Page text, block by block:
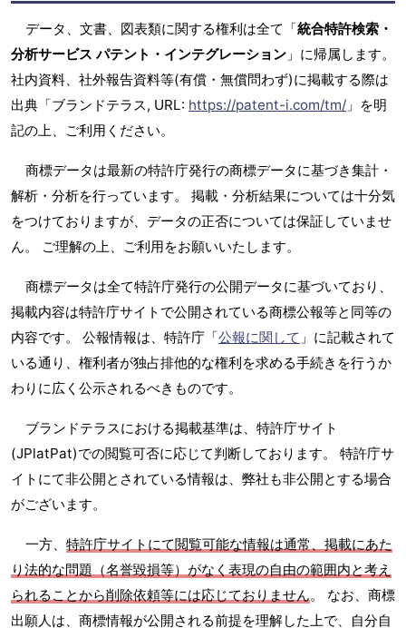
データ、文書、図表類に関する権利は全て「統合特許検索・
分析サービス パテント・インテグレーション 」に帰属します。
社内資料、社外報告資料等(有償・無償問わず)に掲載する際は
出典「ブランドテラス, URL: https://patent-i.com/tm/ 」を明
記の上、ご利用ください。
商標データは最新の特許庁発行の商標データに基づき集計・
解析・分析を行っています。 掲載・分析結果については十分気
をつけておりますが、データの正否については保証していませ
ん。 ご理解の上、ご利用をお願いいたします。
商標データは全て特許庁発行の公開データに基づいており、
掲載内容は特許庁サイトで公開されている商標公報等と同等の
内容です。 公報情報は、特許庁「公報に関して 」に記載されて
いる通り、権利者が独占排他的な権利を求める手続きを行うか
わりに広く公示されるべきものです。
ブランドテラスにおける掲載基準は、特許庁サイト
(JPlatPat)での閲覧可否に応じて判断しております。 特許庁サ
イトにて非公開とされている情報は、弊社も非公開とする場合
がございます。
一方、 特許庁サイトにて閲覧可能な情報は通常、掲載にあた
り法的な問題（名誉毀損等）がなく表現の自由の範囲内と考え
られることから削除依頼等には応じておりません。 なお、商標
出願人は、商標情報が公開される前提を理解した上で、自分自